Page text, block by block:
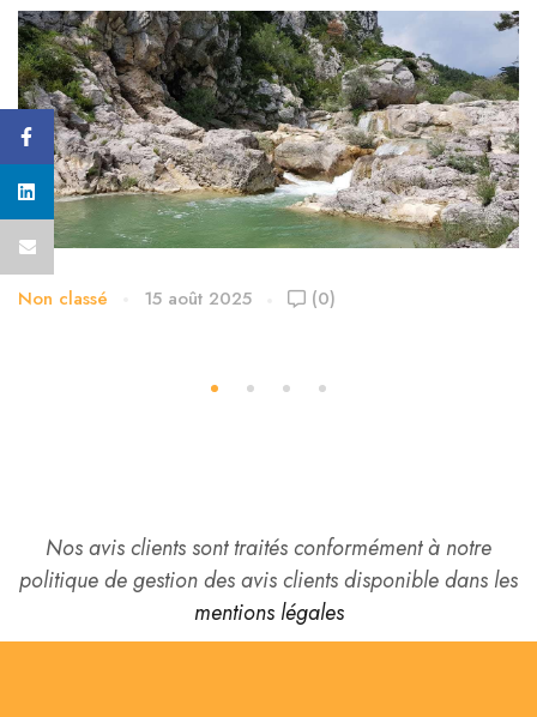
Non classé 15 août 2025 (0)
Nos avis clients sont traités conformément à notre
politique de gestion des avis clients disponible dans les
mentions légales